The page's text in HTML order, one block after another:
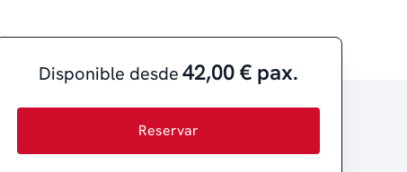
Disponible desde42,00 € pax.
Reservar